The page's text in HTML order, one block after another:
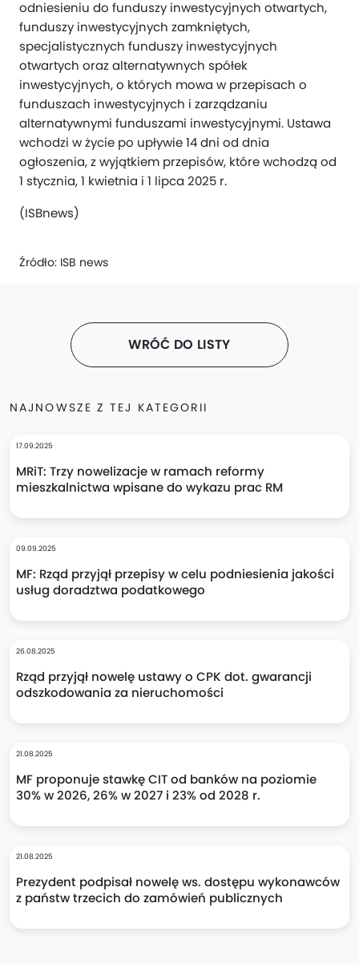
odniesieniu do funduszy inwestycyjnych otwartych,
funduszy inwestycyjnych zamkniętych,
specjalistycznych funduszy inwestycyjnych
otwartych oraz alternatywnych spółek
inwestycyjnych, o których mowa w przepisach o
funduszach inwestycyjnych i zarządzaniu
alternatywnymi funduszami inwestycyjnymi. Ustawa
wchodzi w życie po upływie 14 dni od dnia
ogłoszenia, z wyjątkiem przepisów, które wchodzą od
1 stycznia, 1 kwietnia i 1 lipca 2025 r.
(ISBnews)
Źródło: ISB news
WRÓĆ DO LISTY
NAJNOWSZE Z TEJ KATEGORII
17.09.2025
MRiT: Trzy nowelizacje w ramach reformy
mieszkalnictwa wpisane do wykazu prac RM
09.09.2025
MF: Rząd przyjął przepisy w celu podniesienia jakości
usług doradztwa podatkowego
26.08.2025
Rząd przyjął nowelę ustawy o CPK dot. gwarancji
odszkodowania za nieruchomości
21.08.2025
MF proponuje stawkę CIT od banków na poziomie
30% w 2026, 26% w 2027 i 23% od 2028 r.
21.08.2025
Prezydent podpisał nowelę ws. dostępu wykonawców
z państw trzecich do zamówień publicznych